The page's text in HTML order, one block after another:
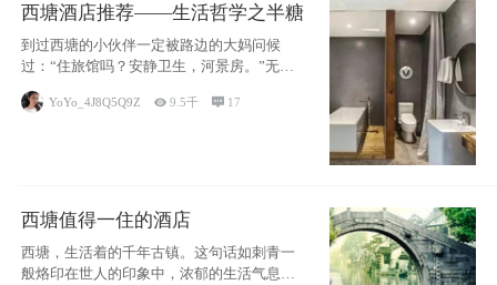
西塘酒店推荐——生活哲学之半糖
到过西塘的小伙伴一定被路边的大妈问候
过：“住旅馆吗？安静卫生，河景房。”无意
YoYo_4J8Q5Q9Z 9.5千  17
西塘值得一住的酒店
西塘，生活着的千年古镇。这句话如刺青一
般烙印在世人的印象中，浓郁的生活气息，